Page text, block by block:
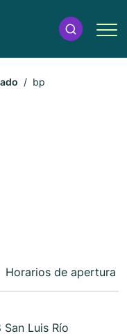
bp
Horarios de apertura
Luis Río